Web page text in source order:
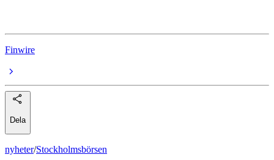
Finwire
Dela
nyheter/Stockholmsbörsen